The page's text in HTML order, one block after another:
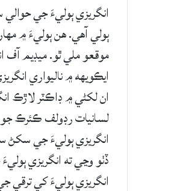
انگريزي ٻوليءَ جي
ٻولي آهي. ھن ٻوليءَ ۾
موقعو ملي ٿو. ميڊيم آف
ايڪويھه ۾ ناليواري
ان لکڻي ۾ ڊاڪٽر لاڙڪ
لسانيات رڊولف ڪئرڪ جو
انگريزي ٻوليءَ جي سکڻ
ڏٺو وڃي ته انگريزي
انگريزي ٻوليءَ کي ترقي